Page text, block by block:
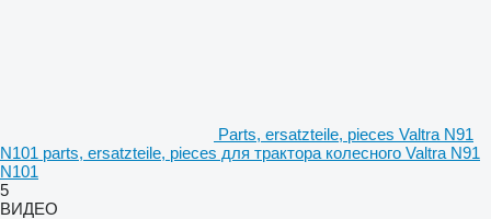
Parts, ersatzteile, pieces Valtra N91
N101 parts, ersatzteile, pieces для трактора колесного Valtra N91
N101
5
ВИДЕО